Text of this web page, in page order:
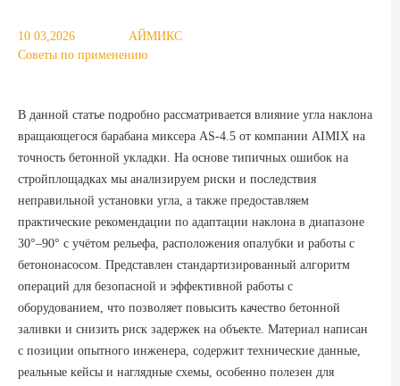
10 03,2026
АЙМИКС
Советы по применению
В данной статье подробно рассматривается влияние угла наклона
вращающегося барабана миксера AS-4.5 от компании AIMIX на
точность бетонной укладки. На основе типичных ошибок на
стройплощадках мы анализируем риски и последствия
неправильной установки угла, а также предоставляем
практические рекомендации по адаптации наклона в диапазоне
30°–90° с учётом рельефа, расположения опалубки и работы с
бетононасосом. Представлен стандартизированный алгоритм
операций для безопасной и эффективной работы с
оборудованием, что позволяет повысить качество бетонной
заливки и снизить риск задержек на объекте. Материал написан
с позиции опытного инженера, содержит технические данные,
реальные кейсы и наглядные схемы, особенно полезен для